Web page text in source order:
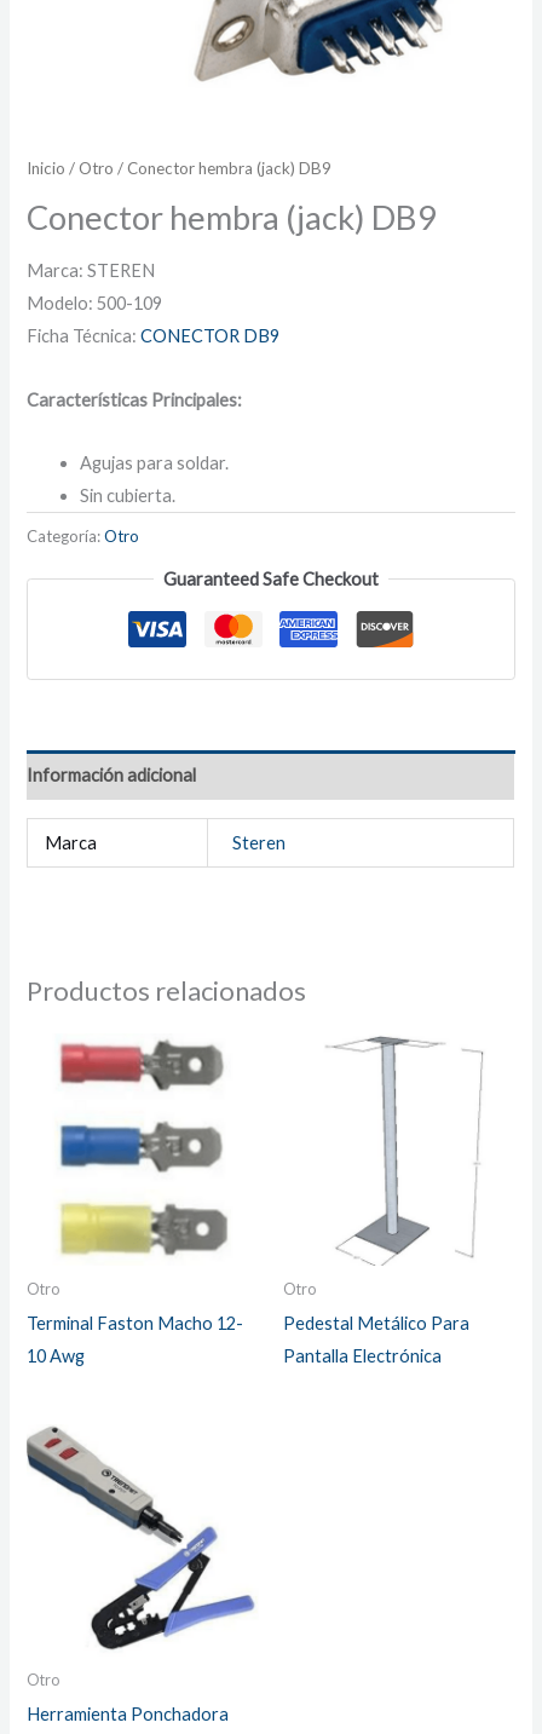
Inicio / Otro / Conector hembra (jack) DB9
Conector hembra (jack) DB9
Marca: STEREN
Modelo: 500-109
Ficha Técnica:CONECTOR DB9
Características Principales:
Agujas para soldar.
Sin cubierta.
Categoría:Otro
Guaranteed Safe Checkout
Información adicional
Marca Steren
Productos relacionados
Otro
Terminal Faston Macho 12-
10 Awg
Otro
Pedestal Metálico Para
Pantalla Electrónica
Otro
Herramienta Ponchadora